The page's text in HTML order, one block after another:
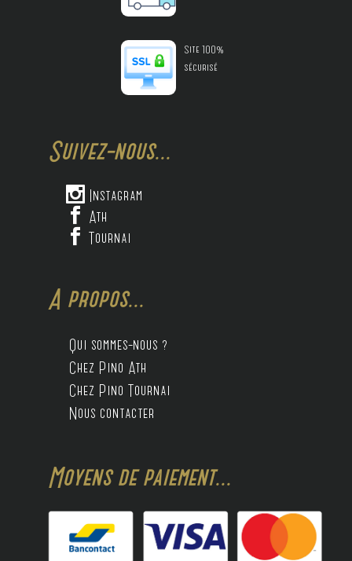
Site 100%
sécurisé
Suivez-nous...
 Instagram
 Ath
 Tournai
A propos...
Qui sommes-nous ?
Chez Pino Ath
Chez Pino Tournai
Nous contacter
Moyens de paiement...